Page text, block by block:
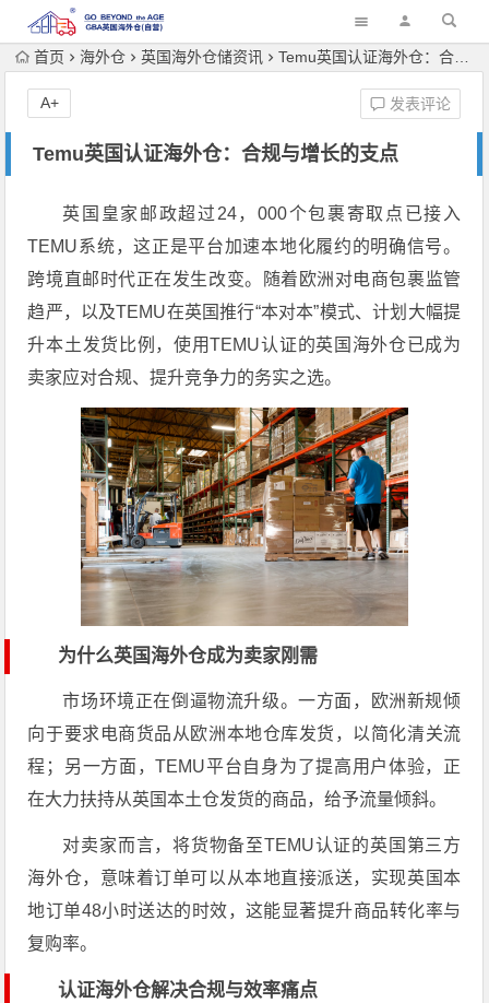
首页 海外仓 英国海外仓储资讯 Temu英国认证海外仓：合规与增长的支点
Temu英国认证海外仓：合规与增长的支点
发表评论
A+
英国皇家邮政超过24，000个包裹寄取点已接入
TEMU系统，这正是平台加速本地化履约的明确信号。
跨境直邮时代正在发生改变。随着欧洲对电商包裹监管
趋严，以及TEMU在英国推行“本对本”模式、计划大幅提
升本土发货比例，使用TEMU认证的英国海外仓已成为
卖家应对合规、提升竞争力的务实之选。
为什么英国海外仓成为卖家刚需
市场环境正在倒逼物流升级。一方面，欧洲新规倾
向于要求电商货品从欧洲本地仓库发货，以简化清关流
程；另一方面，TEMU平台自身为了提高用户体验，正
在大力扶持从英国本土仓发货的商品，给予流量倾斜。
对卖家而言，将货物备至TEMU认证的英国第三方
海外仓，意味着订单可以从本地直接派送，实现英国本
地订单48小时送达的时效，这能显著提升商品转化率与
复购率。
认证海外仓解决合规与效率痛点